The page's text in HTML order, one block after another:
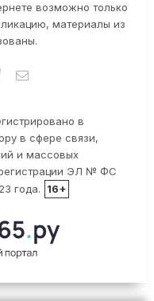
возможно только
материалы из
в
в сфере связи,
и массовых
ЭЛ № ФС
года.
16+